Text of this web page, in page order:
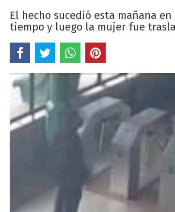
El hecho sucedió esta mañana
tiempo y luego la mujer fue